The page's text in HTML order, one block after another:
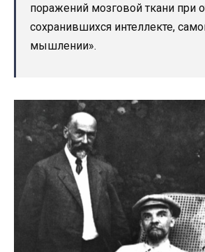
поражений мозговой ткани при
сохранившихся интеллекте,
мышлении».